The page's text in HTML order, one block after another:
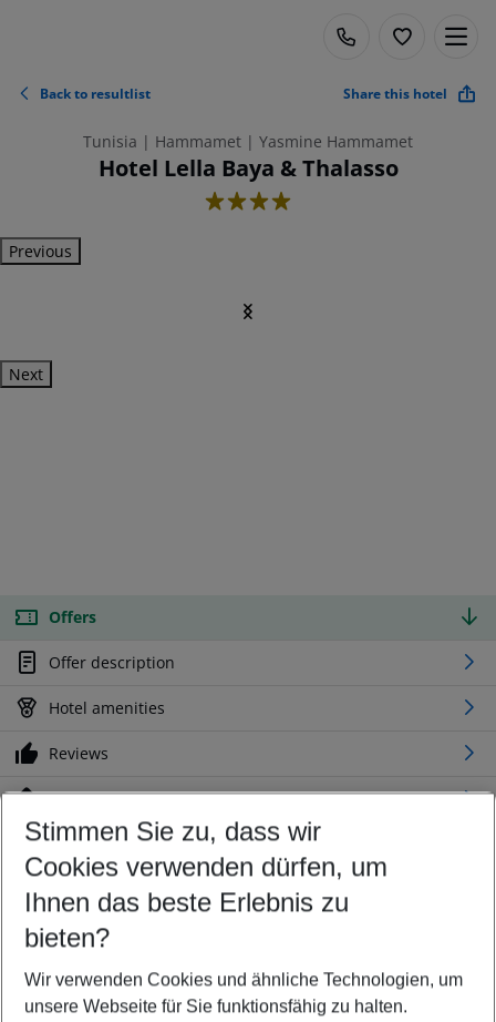
Back to resultlist Share this hotel
Tunisia | Hammamet | Yasmine Hammamet
Hotel Lella Baya & Thalasso
4
Previous
Next
Offers
Offer description
Hotel amenities
Reviews
Location
Customize your offer
Find the perfect deal which suits your best
Your departure airport
Any airport
Select your date range
09/08/26–07/08/27 5-8 nights
Stimmen Sie zu, dass wir
Cookies verwenden dürfen, um
Ihnen das beste Erlebnis zu
bieten?
Wir verwenden Cookies und ähnliche Technologien, um
unsere Webseite für Sie funktionsfähig zu halten.